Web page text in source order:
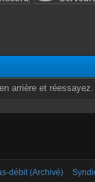
arrière et réessayez.
débit (Archivé)